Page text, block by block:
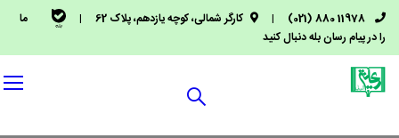
| کارگر شمالی، کوچه یازدهم، پلاک 62 |
ما
را در پیام رسان بله دنبال کنید